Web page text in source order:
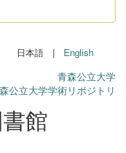
日本語 | English
青森公立大学
公立大学学術リポジトリ
館